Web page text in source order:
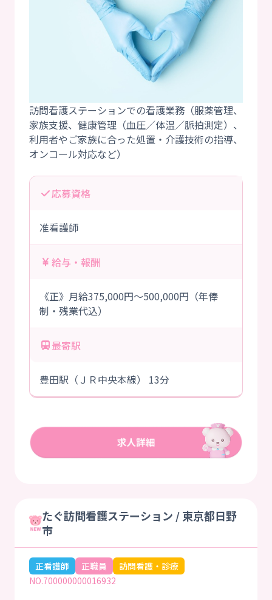
訪問看護ステーションでの看護業務（服薬管理、
家族支援、健康管理（血圧／体温／脈拍測定）、
利用者やご家族に合った処置・介護技術の指導、
応募資格
准看護師
給与・報酬
《正》月給375,000円～500,000円（年俸
制・残業代込）
最寄駅
豊田駅（ＪＲ中央本線） 13分
たぐ訪問看護ステーション / 東京都日野
市
正看護師 正職員
訪問看護・診療
NO.700000000016932